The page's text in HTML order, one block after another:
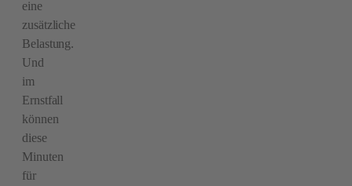
eine
zusätzliche
Belastung.
Und
im
Ernstfall
können
diese
Minuten
für